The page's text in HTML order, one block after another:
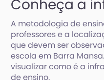
Conheça a
A metodologia de
professores e a
que devem ser
escola em Barra
visualizar como é a
de ensino.